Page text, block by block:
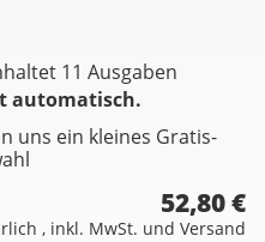
11 Ausgaben
automatisch.
uns ein kleines Gratis-
52,80 €
, inkl. MwSt. und Versand